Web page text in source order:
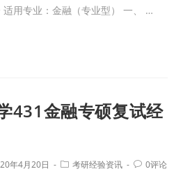
用专业：金融（专业型） 一、 …
431金融专硕复试经
年4月20日 考研经验资讯 0评论